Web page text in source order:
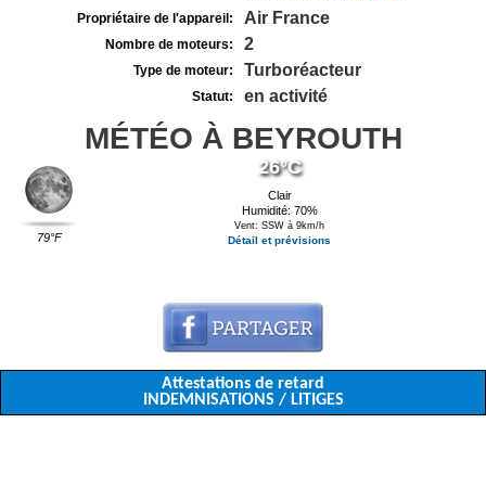
Propriétaire de l'appareil: Air France
Nombre de moteurs: 2
Type de moteur: Turboréacteur
Statut: en activité
MÉTÉO À BEYROUTH
79°F
26°C
Clair
Humidité: 70%
Vent: SSW à 9km/h
Détail et prévisions
Attestations de retard
INDEMNISATIONS / LITIGES